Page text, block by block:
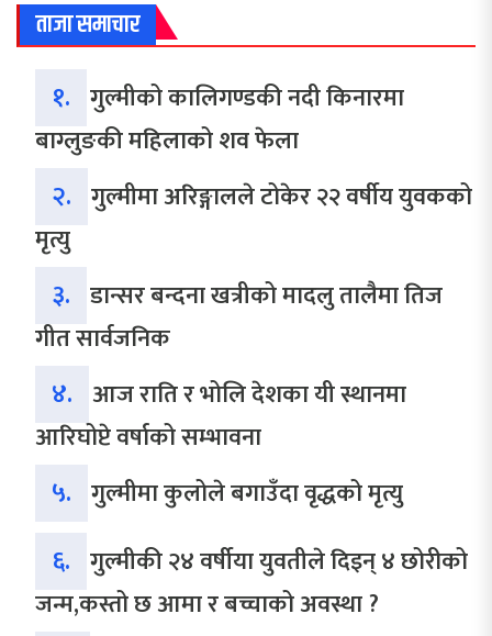
ताजा समाचार
१. गुल्मीको कालिगण्डकी नदी किनारमा
बाग्लुङकी महिलाको शव फेला
२. गुल्मीमा अरिङ्गालले टोकेर २२ वर्षीय युवकको
मृत्यु
३. डान्सर बन्दना खत्रीको मादलु तालैमा तिज
गीत सार्वजनिक
४. आज राति र भोलि देशका यी स्थानमा
आरिघोप्टे वर्षाको सम्भावना
५. गुल्मीमा कुलोले बगाउँदा वृद्धको मृत्यु
६. गुल्मीकी २४ वर्षीया युवतीले दिइन् ४ छोरीको
जन्म,कस्तो छ आमा र बच्चाको अवस्था ?